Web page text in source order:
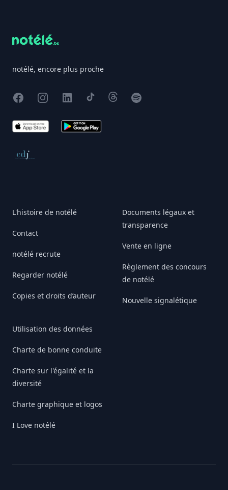
notélé, encore plus proche
FacebookInstagram
X TikTokThreadsSpotify
App Store Google Play
Conseil de déontologie journalistique
L'histoire de notélé
Contact
notélé recrute
Regarder notélé
Copies et droits d’auteur
Utilisation des données
Charte de bonne conduite
Charte sur l'égalité et la
diversité
Charte graphique et logos
I Love notélé
Documents légaux et
transparence
Vente en ligne
Règlement des concours
de notélé
Nouvelle signalétique